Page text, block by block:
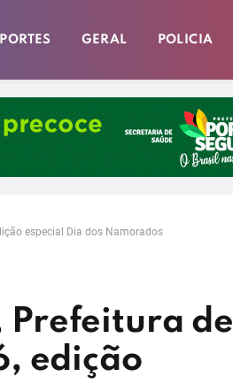
GERAL POLICIA
especial Dia dos Namorados
Prefeitura de
edição